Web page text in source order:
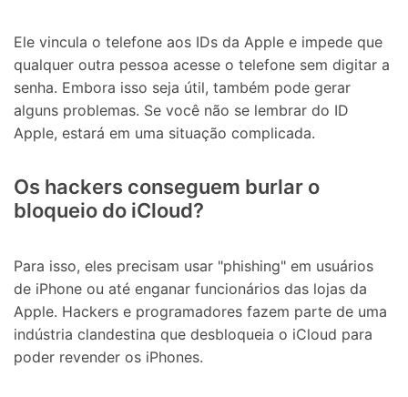
Ele vincula o telefone aos IDs da Apple e impede que
qualquer outra pessoa acesse o telefone sem digitar a
senha. Embora isso seja útil, também pode gerar
alguns problemas. Se você não se lembrar do ID
Apple, estará em uma situação complicada.
Os hackers conseguem burlar o
bloqueio do iCloud?
Para isso, eles precisam usar "phishing" em usuários
de iPhone ou até enganar funcionários das lojas da
Apple. Hackers e programadores fazem parte de uma
indústria clandestina que desbloqueia o iCloud para
poder revender os iPhones.